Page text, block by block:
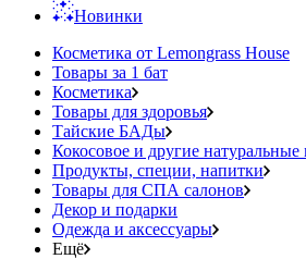
Новинки
Косметика от Lemongrass House
Товары за 1 бат
Косметика
Товары для здоровья
Тайские БАДы
Кокосовое и другие натуральные
Продукты, специи, напитки
Товары для СПА салонов
Декор и подарки
Одежда и аксессуары
Ещё